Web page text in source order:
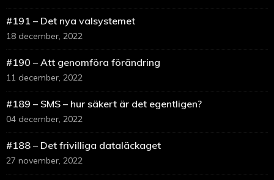
#191 – Det nya valsystemet
18 december, 2022
#190 – Att genomföra förändring
11 december, 2022
#189 – SMS – hur säkert är det egentligen?
04 december, 2022
#188 – Det frivilliga dataläckaget
27 november, 2022